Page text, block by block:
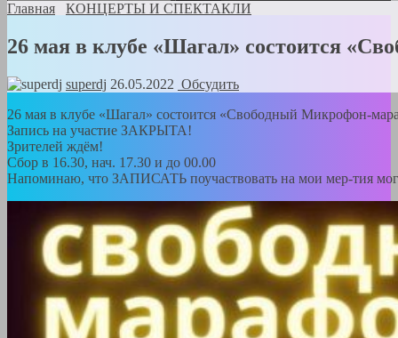
Главная КОНЦЕРТЫ И СПЕКТАКЛИ
26 мая в клубе «Шагал» состоится
superdj 26.05.2022 Обсудить
26 мая в клубе «Шагал» состоится «Свободный Микрофон-
Запись на участие ЗАКРЫТА!
Зрителей ждём!
Сбор в 16.30, нач. 17.30 и до 00.00
Напоминаю, что ЗАПИСАТЬ поучаствовать на мои мер-тия